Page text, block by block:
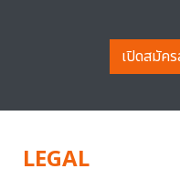
เปิดสมัค
LEGAL